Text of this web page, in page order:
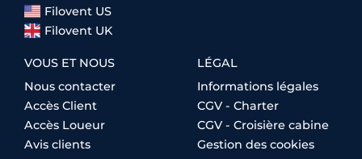
Filovent US
Filovent UK
VOUS ET NOUS
Nous contacter
Accès Client
Accès Loueur
Avis clients
LÉGAL
Informations légales
CGV - Charter
CGV - Croisière cabine
Gestion des cookies